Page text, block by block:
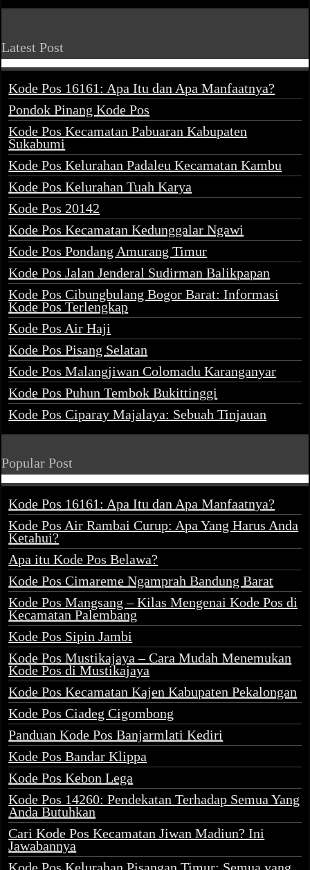
Latest Post
Kode Pos 16161: Apa Itu dan Apa Manfaatnya?
Pondok Pinang Kode Pos
Kode Pos Kecamatan Pabuaran Kabupaten
Sukabumi
Kode Pos Kelurahan Padaleu Kecamatan Kambu
Kode Pos Kelurahan Tuah Karya
Kode Pos 20142
Kode Pos Kecamatan Kedunggalar Ngawi
Kode Pos Pondang Amurang Timur
Kode Pos Jalan Jenderal Sudirman Balikpapan
Kode Pos Cibungbulang Bogor Barat: Informasi
Kode Pos Terlengkap
Kode Pos Air Haji
Kode Pos Pisang Selatan
Kode Pos Malangjiwan Colomadu Karanganyar
Kode Pos Puhun Tembok Bukittinggi
Kode Pos Ciparay Majalaya: Sebuah Tinjauan
Popular Post
Kode Pos 16161: Apa Itu dan Apa Manfaatnya?
Kode Pos Air Rambai Curup: Apa Yang Harus Anda
Ketahui?
Apa itu Kode Pos Belawa?
Kode Pos Cimareme Ngamprah Bandung Barat
Kode Pos Mangsang – Kilas Mengenai Kode Pos di
Kecamatan Palembang
Kode Pos Sipin Jambi
Kode Pos Mustikajaya – Cara Mudah Menemukan
Kode Pos di Mustikajaya
Kode Pos Kecamatan Kajen Kabupaten Pekalongan
Kode Pos Ciadeg Cigombong
Panduan Kode Pos Banjarmlati Kediri
Kode Pos Bandar Klippa
Kode Pos Kebon Lega
Kode Pos 14260: Pendekatan Terhadap Semua Yang
Anda Butuhkan
Cari Kode Pos Kecamatan Jiwan Madiun? Ini
Jawabannya